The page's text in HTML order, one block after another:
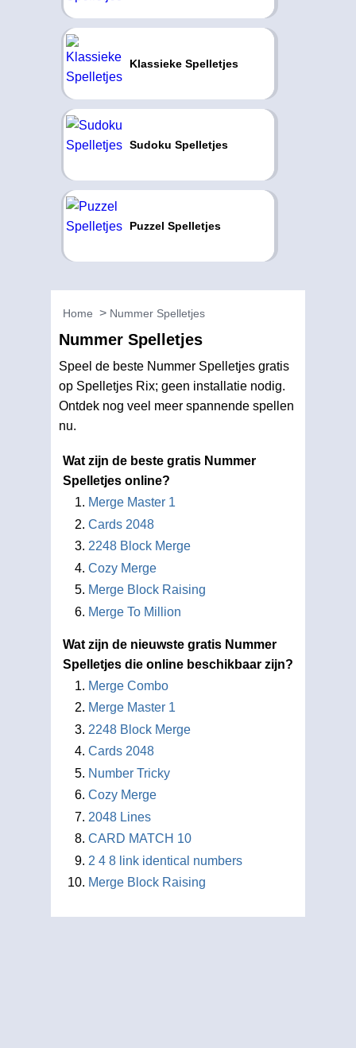
Klassieke Spelletjes
Sudoku Spelletjes
Puzzel Spelletjes
Home Nummer Spelletjes
Nummer Spelletjes
Speel de beste Nummer Spelletjes gratis
op Spelletjes Rix; geen installatie nodig.
Ontdek nog veel meer spannende spellen
nu.
Wat zijn de beste gratis Nummer
Spelletjes online?
Merge Master 1
Cards 2048
2248 Block Merge
Cozy Merge
Merge Block Raising
Merge To Million
Wat zijn de nieuwste gratis Nummer
Spelletjes die online beschikbaar zijn?
Merge Combo
Merge Master 1
2248 Block Merge
Cards 2048
Number Tricky
Cozy Merge
2048 Lines
CARD MATCH 10
2 4 8 link identical numbers
Merge Block Raising